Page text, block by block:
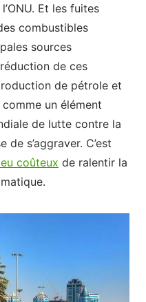
Et les fuites
combustibles
sources
de ces
de pétrole et
un élément
de lutte contre la
s’aggraver. C’est
coûteux de ralentir la